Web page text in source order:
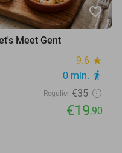
favorite_border
Meet Gent
9.6 star
0 min. directions_walk
Regulier €35
€19,90